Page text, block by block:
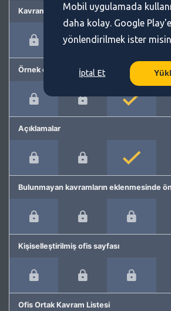
Kavram önerme
Örnek cümleler
Açıklamalar
Bulunmayan kavramların eklenmesinde
Kişiselleştirilmiş ofis sayfası
Ofis Ortak Kavram Listesi
Mobil uygulamada
daha kolay. Google Play'e
yönlendirilmek ister
İptal Et